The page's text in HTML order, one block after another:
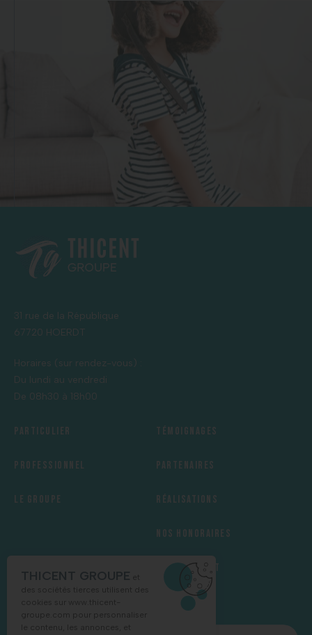
31 rue de la République
67720 HOERDT
Horaires (sur rendez-vous) :
Du lundi au vendredi
De 08h30 à 18h00
Particulier
Professionnel
Le groupe
Témoignages
Partenaires
Réalisations
Nos honoraires
Recrutement
THICENT GROUPE